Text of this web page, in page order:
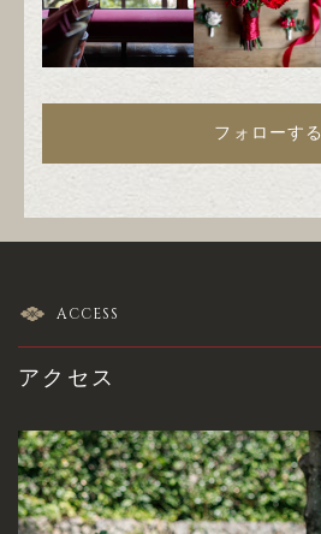
フォローする
ACCESS
アクセス